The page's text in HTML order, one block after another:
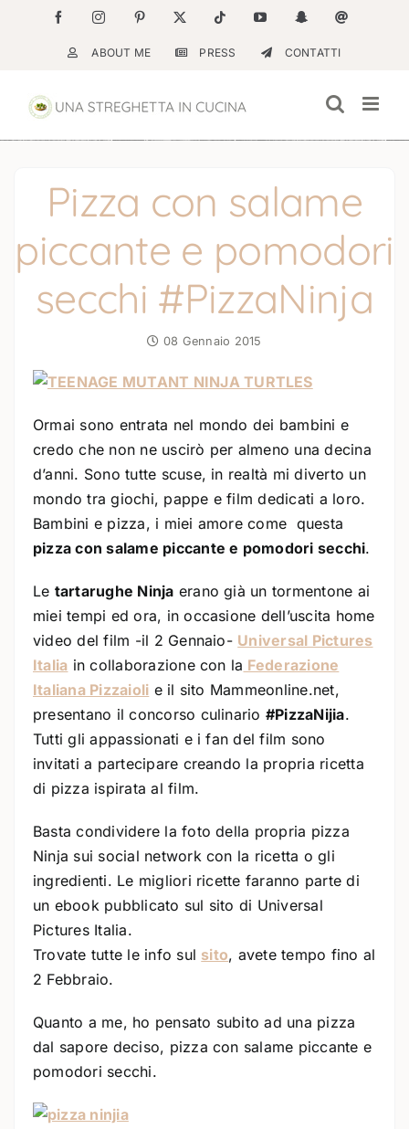
contenuto
FacebookInstagramPinterest Tiktok YouTubeSnapchatEmail
ABOUT ME PRESS CONTATTI
Pizza con salame
piccante e pomodori
secchi #PizzaNinja
08 Gennaio 2015
Ormai sono entrata nel mondo dei bambini e
credo che non ne uscirò per almeno una decina
d’anni. Sono tutte scuse, in realtà mi diverto un
mondo tra giochi, pappe e film dedicati a loro.
Bambini e pizza, i miei amore come questa
pizza con salame piccante e pomodori secchi.
Le tartarughe Ninja erano già un tormentone ai
miei tempi ed ora, in occasione dell’uscita home
video del film -il 2 Gennaio- Universal Pictures
Italia in collaborazione con la Federazione
Italiana Pizzaioli e il sito Mammeonline.net,
presentano il concorso culinario #PizzaNijia.
Tutti gli appassionati e i fan del film sono
invitati a partecipare creando la propria ricetta
di pizza ispirata al film.
Basta condividere la foto della propria pizza
Ninja sui social network con la ricetta o gli
ingredienti. Le migliori ricette faranno parte di
un ebook pubblicato sul sito di Universal
Pictures Italia.
Trovate tutte le info sul sito, avete tempo fino al
2 Febbraio.
Quanto a me, ho pensato subito ad una pizza
dal sapore deciso, pizza con salame piccante e
pomodori secchi.